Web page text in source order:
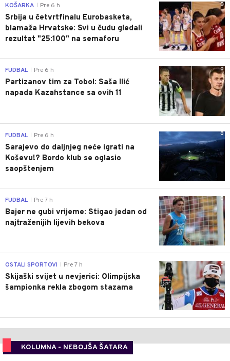
0
KOŠARKA Pre 6 h
Srbija u četvrtfinalu Eurobasketa,
blamaža Hrvatske: Svi u čudu gledali
rezultat "25:100" na semaforu
0
FUDBAL Pre 6 h
Partizanov tim za Tobol: Saša Ilić
napada Kazahstance sa ovih 11
0
FUDBAL Pre 6 h
Sarajevo do daljnjeg neće igrati na
Koševu!? Bordo klub se oglasio
saopštenjem
0
FUDBAL Pre 7 h
Bajer ne gubi vrijeme: Stigao jedan od
najtraženijih lijevih bekova
0
OSTALI SPORTOVI Pre 7 h
Skijaški svijet u nevjerici: Olimpijska
šampionka rekla zbogom stazama
KOLUMNA - NEBOJŠA ŠATARA